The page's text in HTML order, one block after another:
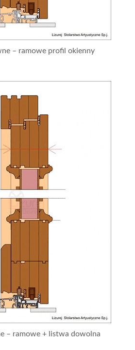
– ramowe profil okienny
– ramowe + listwa dowolna